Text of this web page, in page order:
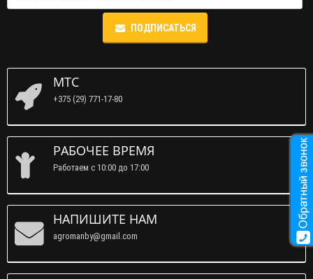
ПОДПИСАТЬСЯ
МТС
+375 (29) 771-17-80
РАБОЧЕЕ ВРЕМЯ
Работаем c 10:00 до 17:00
НАПИШИТЕ НАМ
agromanby@gmail.com